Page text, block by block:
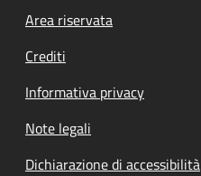
Footer menu
Area riservata
Crediti
Informativa privacy
Note legali
Dichiarazione di accessibilità